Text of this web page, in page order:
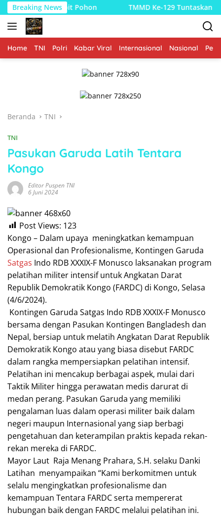
Langsung
ke
konten
Breaking News
Bibit Pohon TMMD Ke-129 Tuntaskan Pembukaan
Home TNI Polri Kabar Viral Internasional Nasional
Beranda TNI
TNI
Pasukan Garuda Latih Tentara
Kongo
Editor Puspen TNI
6 Juni 2024
Post Views: 123
Kongo – Dalam upaya meningkatkan kemampuan
Operasional dan Profesionalisme, Kontingen Garuda
Satgas Indo RDB XXXIX-F Monusco laksanakan program
pelatihan militer intensif untuk Angkatan Darat
Republik Demokratik Kongo (FARDC) di Kongo, Selasa
(4/6/2024).
Kontingen Garuda Satgas Indo RDB XXXIX-F Monusco
bersama dengan Pasukan Kontingen Bangladesh dan
Nepal, bersiap untuk melatih Angkatan Darat Republik
Demokratik Kongo atau yang biasa disebut FARDC
dalam rangka mempersiapkan pelatihan intensif.
Pelatihan ini mencakup berbagai aspek, mulai dari
Taktik Militer hingga perawatan medis darurat di
medan perang. Pasukan Garuda yang memiliki
pengalaman luas dalam operasi militer baik dalam
negeri maupun Internasional yang siap berbagi
pengetahuan dan keterampilan praktis kepada rekan-
rekan mereka di FARDC.
Mayor Laut Raja Menang Prahara, S.H. selaku Danki
Latihan menyampaikan “Kami berkomitmen untuk
selalu mengingkatkan profesionalisme dan
kemampuan Tentara FARDC serta mempererat
hubungan baik dengan FARDC melalui pelatihan ini.